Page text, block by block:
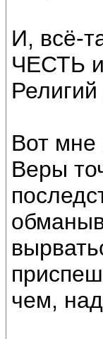
И, всё-
ЧЕСТЬ и
Вот мне
Веры
чем,